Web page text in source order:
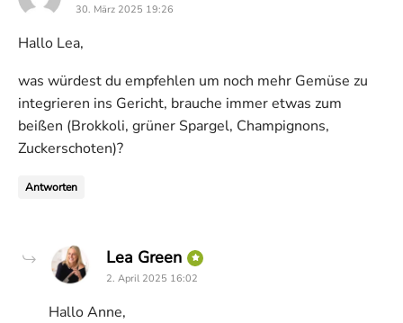
30. März 2025 19:26
Hallo Lea,
was würdest du empfehlen um noch mehr Gemüse zu
integrieren ins Gericht, brauche immer etwas zum
beißen (Brokkoli, grüner Spargel, Champignons,
Zuckerschoten)?
Antworten
Lea Green says:
2. April 2025 16:02
Hallo Anne,